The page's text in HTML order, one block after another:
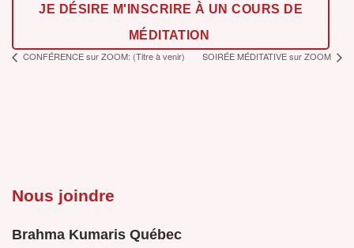
JE DÉSIRE M'INSCRIRE À UN COURS DE
MÉDITATION
CONFÉRENCE sur ZOOM: (Titre à venir) SOIRÉE MÉDITATIVE sur ZOOM
Nous joindre
Brahma Kumaris Québec